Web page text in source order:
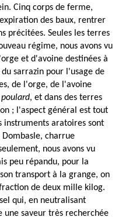
Cinq corps de ferme,
des baux, rentrer
précitées. Seules les terres
régime, nous avons vu
et d'avoine destinées à
sarrazin pour l'usage de
de l'orge, de l'avoine
, et dans des terres
; l'aspect général est tout
instruments aratoires sont
charrue
nous avons vu
peu répandu, pour la
transport à la grange, on
de deux mille kilog.
qui, en neutralisant
une saveur très recherchée